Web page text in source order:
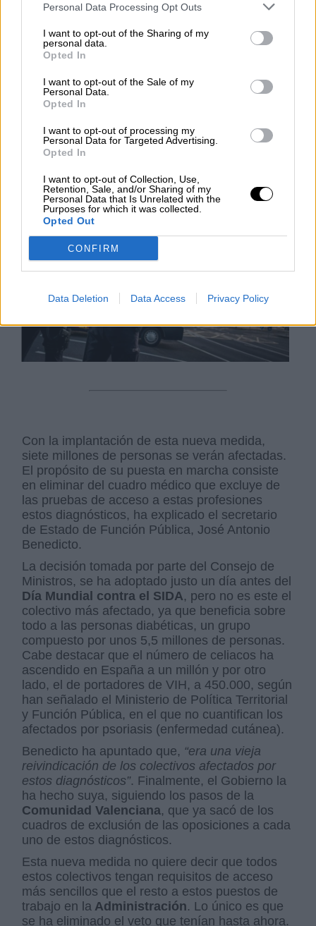
Personal Data Processing Opt Outs
I want to opt-out of the Sharing of my
personal data.
Opted In
I want to opt-out of the Sale of my
Personal Data.
Opted In
I want to opt-out of processing my
Personal Data for Targeted Advertising.
Opted In
I want to opt-out of Collection, Use,
Retention, Sale, and/or Sharing of my
Personal Data that Is Unrelated with the
Purposes for which it was collected.
Opted Out
CONFIRM
Data Deletion Data Access Privacy Policy
Diabéticos, celiacos y portadores de
VIH podrán ser militares y policías
Ahora, el Gobierno permitirá que las personas
portadoras de VIH, los que padecen diabetes y los
celiacos puedan presentarse a las oposiciones para
prisiones y agentes de aduanas.
AUTOR LOURDES CHICO
Mas artículos del mismo autor/a
Con la implantación de esta nueva medida,
siete millones de personas se verán afectadas.
El propósito de su puesta en marcha consiste
en eliminar del cuadro médico que excluye de
las pruebas de acceso a estas profesiones
estos diagnósticos, ha explicado el secretario
de Estado de Función Pública, José Antonio
Benedicto.
La decisión tomada por parte del Consejo de
Ministros, se ha adoptado justo un día antes del
Día Mundial contra el SIDA, pero no es este el
colectivo más afectado, ya que beneficia sobre
todo a las personas diabéticas, un grupo
compuesto por unos 5,5 millones de personas.
Cabe destacar que el número de celiacos ha
ascendido en España a un millón y por otro
lado, el de portadores de VIH, a 450.000, según
han señalado el Ministerio de Política Territorial
y Función Pública, en el que no cuantifican los
afectados por psoriasis (enfermedad cutánea).
Benedicto ha apuntado que, “era una vieja
reivindicación de los colectivos afectados por
estos diagnósticos”. Finalmente, el Gobierno la
ha hecho suya, siguiendo los pasos de la
Comunidad Valenciana, que ya sacó de los
cuadros de exclusión de las oposiciones a cada
uno de estos diagnósticos.
Esta nueva medida no quiere decir que todos
estos colectivos tengan requisitos de acceso
más sencillos que el resto a estos puestos de
trabajo en la Administración. Lo único es que
se ha eliminado el veto que tenían hasta ahora.